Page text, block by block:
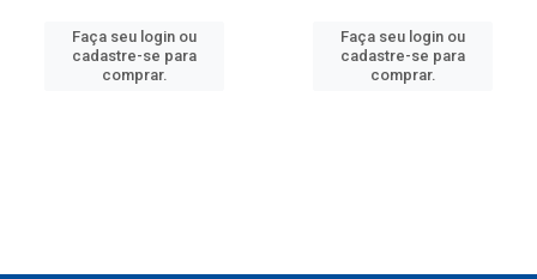
Faça seu login ou
cadastre-se para
comprar.
Faça seu login ou
cadastre-se para
comprar.